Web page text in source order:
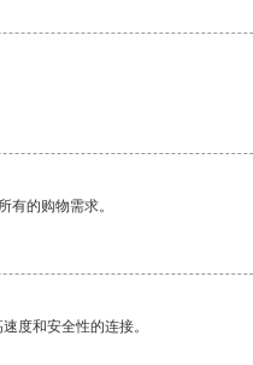
有的购物需求。
度和安全性的连接。